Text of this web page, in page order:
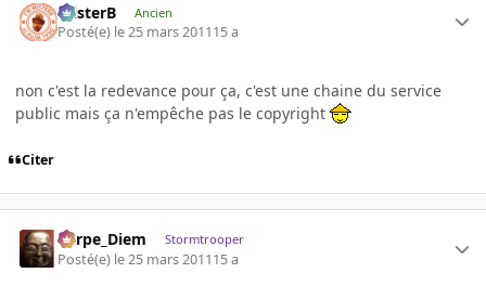
misterB Ancien
Posté(e) le 25 mars 201115 a
non c'est la redevance pour ça, c'est une chaine du service
public mais ça n'empêche pas le copyright
Citer
Carpe_Diem Stormtrooper
Posté(e) le 25 mars 201115 a